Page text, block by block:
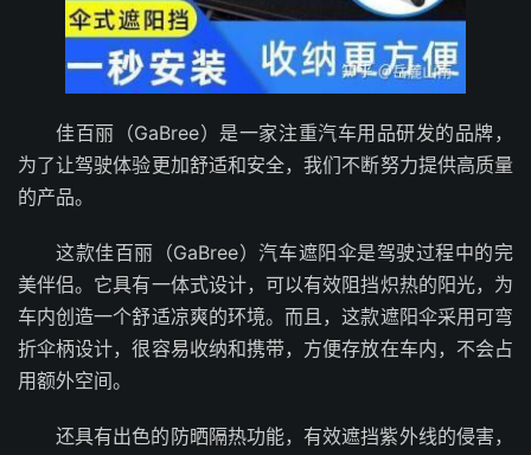
佳百丽（GaBree）是一家注重汽车用品研发的品牌，
为了让驾驶体验更加舒适和安全，我们不断努力提供高质量
的产品。
这款佳百丽（GaBree）汽车遮阳伞是驾驶过程中的完
美伴侣。它具有一体式设计，可以有效阻挡炽热的阳光，为
车内创造一个舒适凉爽的环境。而且，这款遮阳伞采用可弯
折伞柄设计，很容易收纳和携带，方便存放在车内，不会占
用额外空间。
还具有出色的防晒隔热功能，有效遮挡紫外线的侵害，